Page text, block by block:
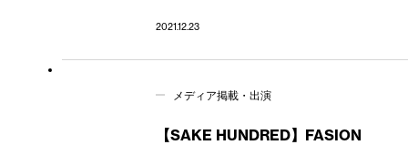
2021.12.23
メディア掲載・出演
【SAKE HUNDRED】FASION